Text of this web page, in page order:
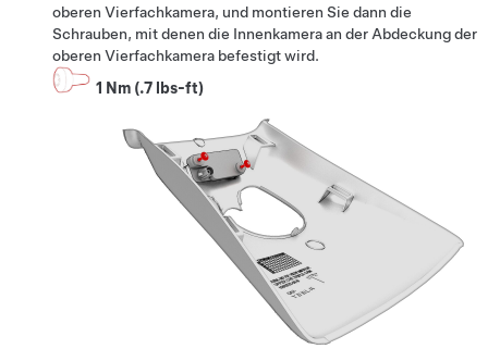
oberen Vierfachkamera, und montieren Sie dann die
Schrauben, mit denen die Innenkamera an der Abdeckung der
oberen Vierfachkamera befestigt wird.
1 Nm (.7 lbs-ft)